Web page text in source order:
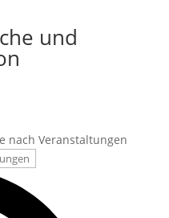
und
nach Veranstaltungen